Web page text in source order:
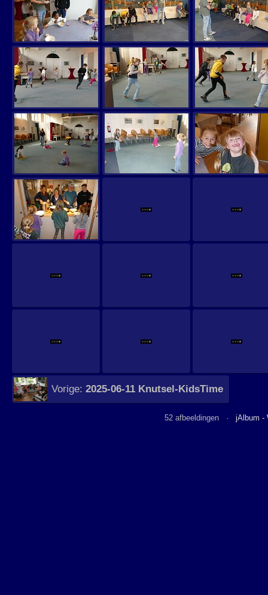
Vorige: 2025-06-11 Knutsel-KidsTime
52 afbeeldingen ·jAlbum -